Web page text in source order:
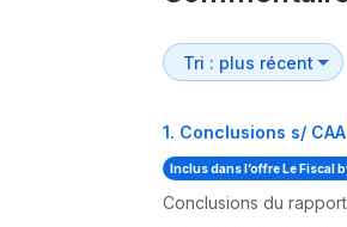
1. Conclusions s/
Inclus dans l’offre Le Fiscal
Conclusions du